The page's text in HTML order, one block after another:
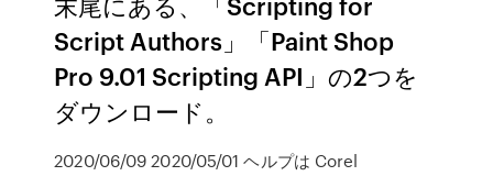
Script Authors」「Paint Shop
Pro 9.01 Scripting API」の2つを
ダウンロード。
2020/06/09 2020/05/01 ヘルプは Corel